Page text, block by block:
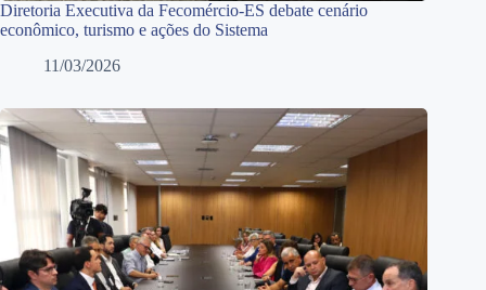
Diretoria Executiva da Fecomércio-ES debate cenário
econômico, turismo e ações do Sistema
11/03/2026